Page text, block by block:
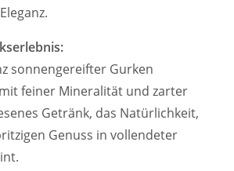
sonnengereifter Gurken
feiner Mineralität und zarter
Getränk, das Natürlichkeit,
Genuss in vollendeter